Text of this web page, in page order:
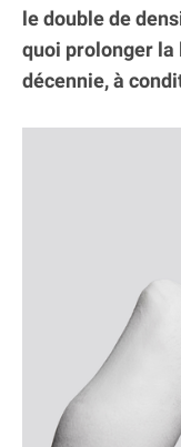
le double de
quoi prolonger la
décennie, à